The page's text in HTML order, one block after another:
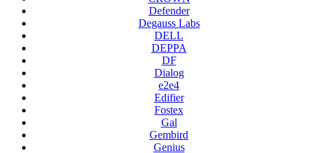
Defender
Degauss Labs
DELL
DEPPA
DF
Dialog
e2e4
Edifier
Fostex
Gal
Gembird
Genius